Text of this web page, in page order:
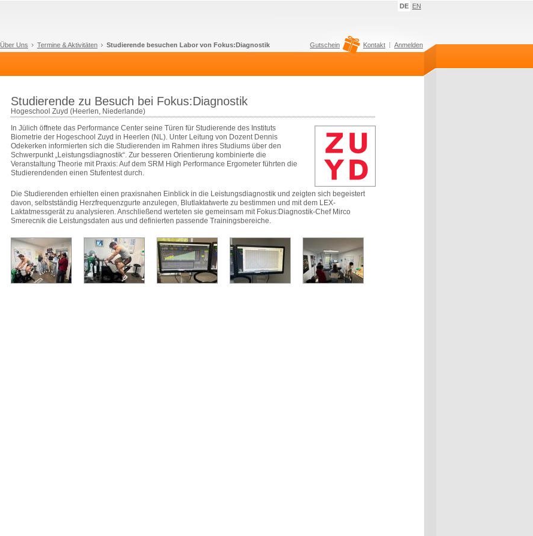
DE EN
Über Uns Termine & Aktivitäten Studierende besuchen Labor von Fokus:Diagnostik Gutschein Kontakt Anmelden
Studierende zu Besuch bei Fokus:Diagnostik
Hogeschool Zuyd (Heerlen, Niederlande)
In Jülich öffnete das Performance Center seine Türen für Studierende des Instituts
Biometrie der Hogeschool Zuyd in Heerlen (NL). Unter Leitung von Dozent Dennis
Odekerken informierten sich die Studierenden im Rahmen ihres Studiums über den
Schwerpunkt „Leistungsdiagnostik“. Zur besseren Orientierung kombinierte die
Veranstaltung Theorie mit Praxis: Auf dem SRM High Performance Ergometer führten die
Studierendenden einen Stufentest durch.
Die Studierenden erhielten einen praxisnahen Einblick in die Leistungsdiagnostik und zeigten sich begeistert
davon, selbstständig Herzfrequenzgurte anzulegen, Blutlaktatwerte zu bestimmen und mit dem LEX-
Laktatmessgerät zu analysieren. Anschließend werteten sie gemeinsam mit Fokus:Diagnostik-Chef Mirco
Smerecnik die Leistungsdaten aus und definierten passende Trainingsbereiche.